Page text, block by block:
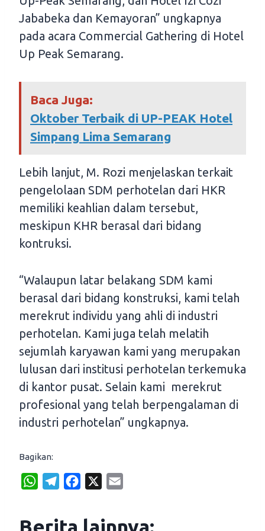
Jababeka dan Kemayoran” ungkapnya
pada acara Commercial Gathering di Hotel
Up Peak Semarang.
Baca Juga:
Oktober Terbaik di UP-PEAK Hotel
Simpang Lima Semarang
Lebih lanjut, M. Rozi menjelaskan terkait
pengelolaan SDM perhotelan dari HKR
memiliki keahlian dalam tersebut,
meskipun KHR berasal dari bidang
kontruksi.
“Walaupun latar belakang SDM kami
berasal dari bidang konstruksi, kami telah
merekrut individu yang ahli di industri
perhotelan. Kami juga telah melatih
sejumlah karyawan kami yang merupakan
lulusan dari institusi perhotelan terkemuka
di kantor pusat. Selain kami merekrut
profesional yang telah berpengalaman di
industri perhotelan” ungkapnya.
Bagikan:
W
Berita lainnya: